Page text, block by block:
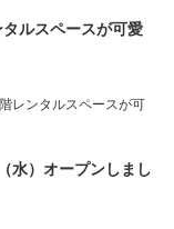
ルスペースが可愛
レンタルスペースが可
水）オープンしまし